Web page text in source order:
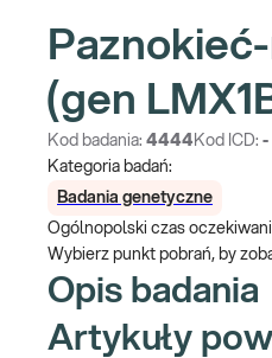
(gen
Kod badania: 4444 Kod ICD: -
Kategoria badań:
Badania genetyczne
Ogólnopolski czas
Wybierz punkt pobrań, by
Opis badania
Artykuły